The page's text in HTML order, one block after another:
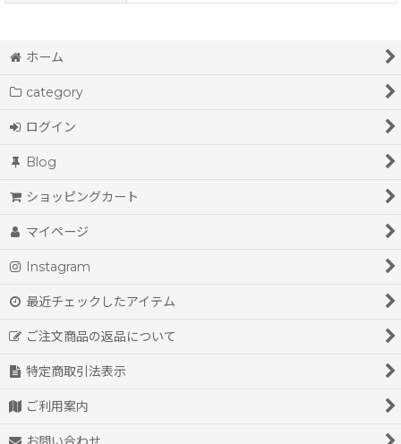
ホーム
category
ログイン
Blog
ショッピングカート
マイページ
Instagram
最近チェックしたアイテム
ご注文商品の返品について
特定商取引法表示
ご利用案内